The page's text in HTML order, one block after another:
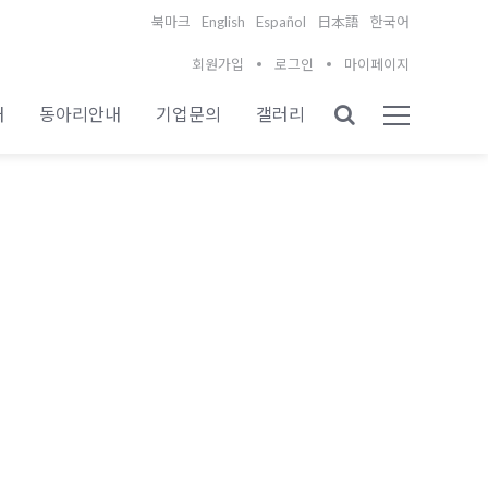
북마크 English Español 日本語 한국어
회원가입 로그인 마이페이지
동아리안내 기업문의 갤러리